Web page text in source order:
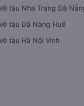
tàu Nha Trang Đà
tàu Đà Nẵng Huế
tàu Hà Nội Vinh